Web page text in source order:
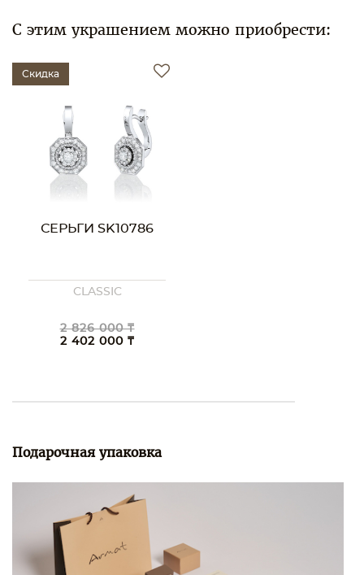
С этим украшением можно приобрести:
Скидка
СЕРЬГИ SK10786
CLASSIC
2 826 000 ₸
2 402 000 ₸
Подарочная упаковка